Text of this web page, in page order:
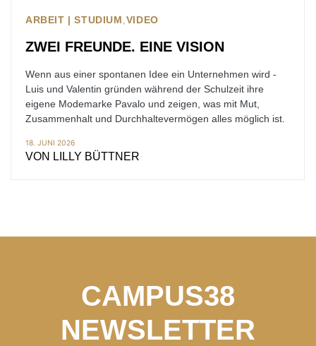
ARBEIT | STUDIUM VIDEO
ZWEI FREUNDE. EINE VISION
Wenn aus einer spontanen Idee ein Unternehmen wird -
Luis und Valentin gründen während der Schulzeit ihre
eigene Modemarke Pavalo und zeigen, was mit Mut,
Zusammenhalt und Durchhaltevermögen alles möglich ist.
18. JUNI 2026
VON LILLY BÜTTNER
CAMPUS38
NEWSLETTER